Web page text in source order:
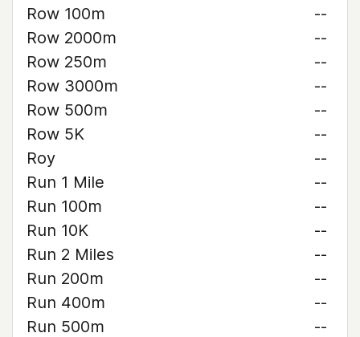
Row 100m
--
Row 2000m
--
Row 250m
--
Row 3000m
--
Row 500m
--
Row 5K
--
Roy
--
Run 1 Mile
--
Run 100m
--
Run 10K
--
Run 2 Miles
--
Run 200m
--
Run 400m
--
Run 500m
--